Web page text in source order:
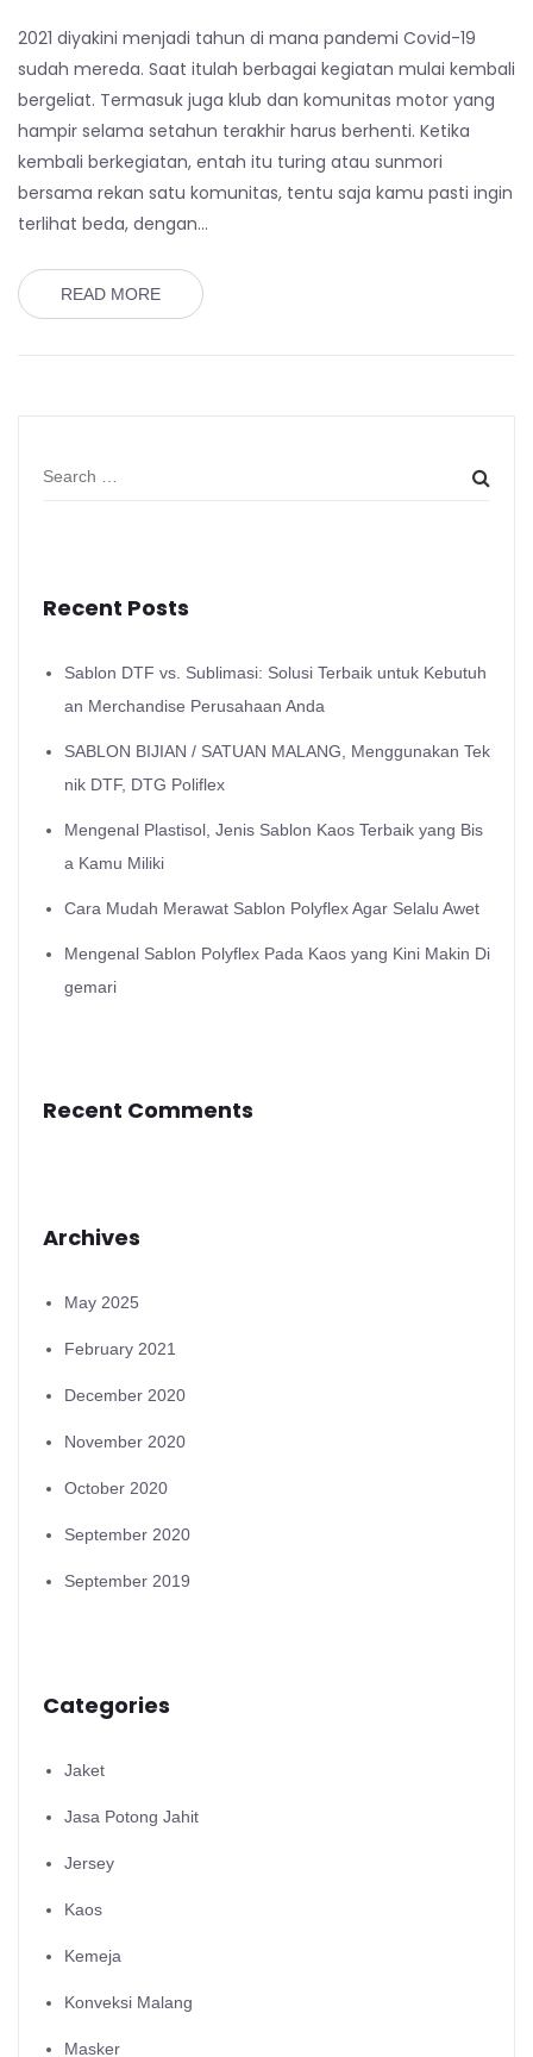
2021 diyakini menjadi tahun di mana pandemi Covid-19
sudah mereda. Saat itulah berbagai kegiatan mulai kembali
bergeliat. Termasuk juga klub dan komunitas motor yang
hampir selama setahun terakhir harus berhenti. Ketika
kembali berkegiatan, entah itu turing atau sunmori
bersama rekan satu komunitas, tentu saja kamu pasti ingin
terlihat beda, dengan…
READ MORE
Recent Posts
Sablon DTF vs. Sublimasi: Solusi Terbaik untuk Kebutuh
an Merchandise Perusahaan Anda
SABLON BIJIAN / SATUAN MALANG, Menggunakan Tek
nik DTF, DTG Poliflex
Mengenal Plastisol, Jenis Sablon Kaos Terbaik yang Bis
a Kamu Miliki
Cara Mudah Merawat Sablon Polyflex Agar Selalu Awet
Mengenal Sablon Polyflex Pada Kaos yang Kini Makin Di
gemari
Recent Comments
Archives
May 2025
February 2021
December 2020
November 2020
October 2020
September 2020
September 2019
Categories
Jaket
Jasa Potong Jahit
Jersey
Kaos
Kemeja
Konveksi Malang
Masker